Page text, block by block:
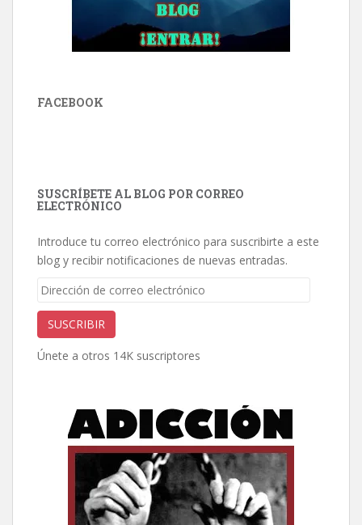
FACEBOOK
SUSCRÍBETE AL BLOG POR CORREO
ELECTRÓNICO
Introduce tu correo electrónico para suscribirte a este
blog y recibir notificaciones de nuevas entradas.
Dirección
correo
electrónico
SUSCRIBIR
Únete a otros 14K suscriptores